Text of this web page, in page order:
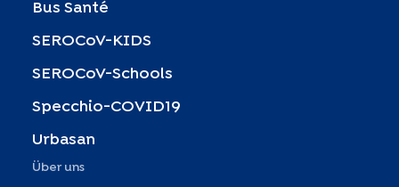
Bus Santé
SEROCoV-KIDS
SEROCoV-Schools
Specchio-COVID19
Urbasan
Über uns